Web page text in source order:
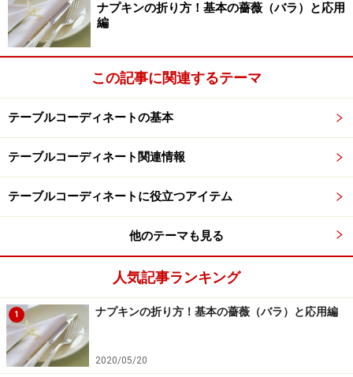
次ページで、暖炉に使われているミントンタイルやミン
※記事内容は執筆時点のものです。最新の内容をご確認くださ
い。
1
ナプキンの折り方！基本の薔薇（バラ）と応用
編
この記事に関連するテーマ
テーブルコーディネートの基本
テーブルコーディネート関連情報
テーブルコーディネートに役立つアイテム
他のテーマも見る
人気記事ランキング
1 ナプキンの折り方！基本の薔薇（バラ）と応用編
2020/05/20